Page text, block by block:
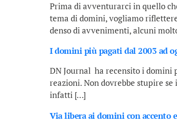
Prima di avventurarci in quello
tema di domini, vogliamo
denso di avvenimenti, alcuni
I domini più pagati dal 2003 ad
DN Journal ha recensito i domini
reazioni. Non dovrebbe stupire
infatti […]
Via libera ai domini con accento